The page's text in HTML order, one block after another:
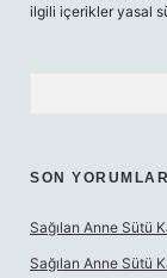
ilgili içerikler yasal
SON YORUMLAR
Sağılan Anne Sütü
Sağılan Anne Sütü